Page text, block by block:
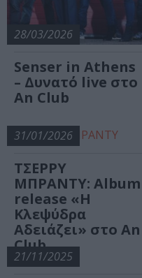
28/03/2026
Senser in Athens
– Δυνατό live στο
An Club
31/01/2026
ΤΣΕΡΡΥ
ΜΠΡΑΝΤΥ: Album
release «Η
Κλεψύδρα
Αδειάζει» στο An
Club
21/11/2025